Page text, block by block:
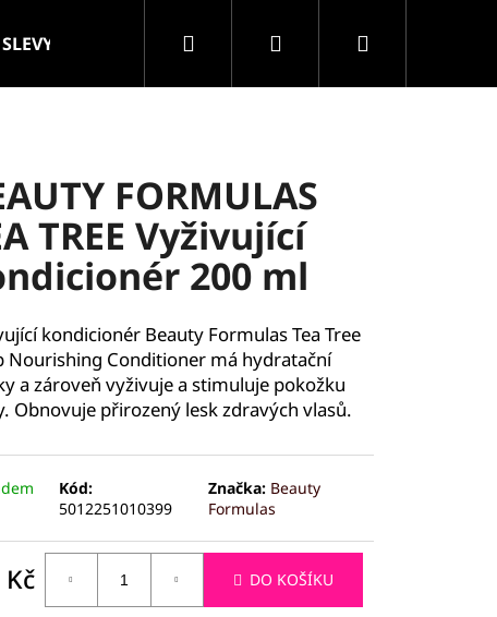
SLEVY VELKOOBCHOD
Hledat PřihlášeníNákupní
FORMULAS
TREE Vyživující
200 ml
kondicionér Beauty Formulas Tea Tree
Nourishing Conditioner má hydratační
a zároveň vyživuje a stimuluje pokožku
Obnovuje přirozený lesk zdravých vlasů.
Kód:
5012251010399
Značka: Beauty
Formulas
DO KOŠÍKU
(JADEIT)